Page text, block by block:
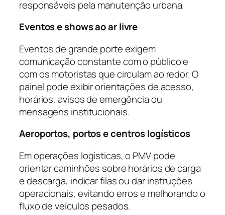
responsáveis pela manutenção urbana.
Eventos e shows ao ar livre
Eventos de grande porte exigem
comunicação constante com o público e
com os motoristas que circulam ao redor. O
painel pode exibir orientações de acesso,
horários, avisos de emergência ou
mensagens institucionais.
Aeroportos, portos e centros logísticos
Em operações logísticas, o PMV pode
orientar caminhões sobre horários de carga
e descarga, indicar filas ou dar instruções
operacionais, evitando erros e melhorando o
fluxo de veículos pesados.